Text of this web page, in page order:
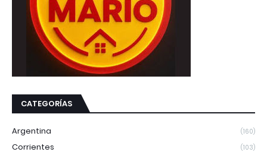
CATEGORÍAS
Argentina (160)
Corrientes (103)